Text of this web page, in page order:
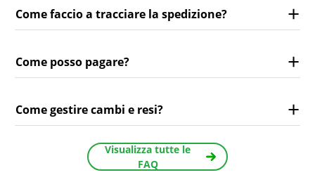
Come faccio a tracciare la spedizione?
Come posso pagare?
Come gestire cambi e resi?
Visualizza tutte le
FAQ